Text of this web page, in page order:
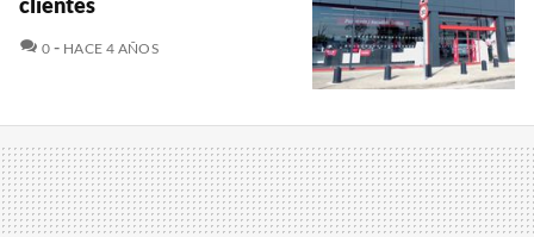
0 COMENTARIOS
HACE 4 AÑOS